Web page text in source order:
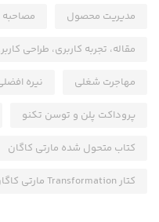
مدیریت محصول مصاحبه
مقاله، تجربه کاربری، طراحی
مهاجرت شغلی نیره
پروداکت پلن و توسن تکنو
کتاب متحول شده مارتی کاگان
کتار Transformation مارتی کاگان